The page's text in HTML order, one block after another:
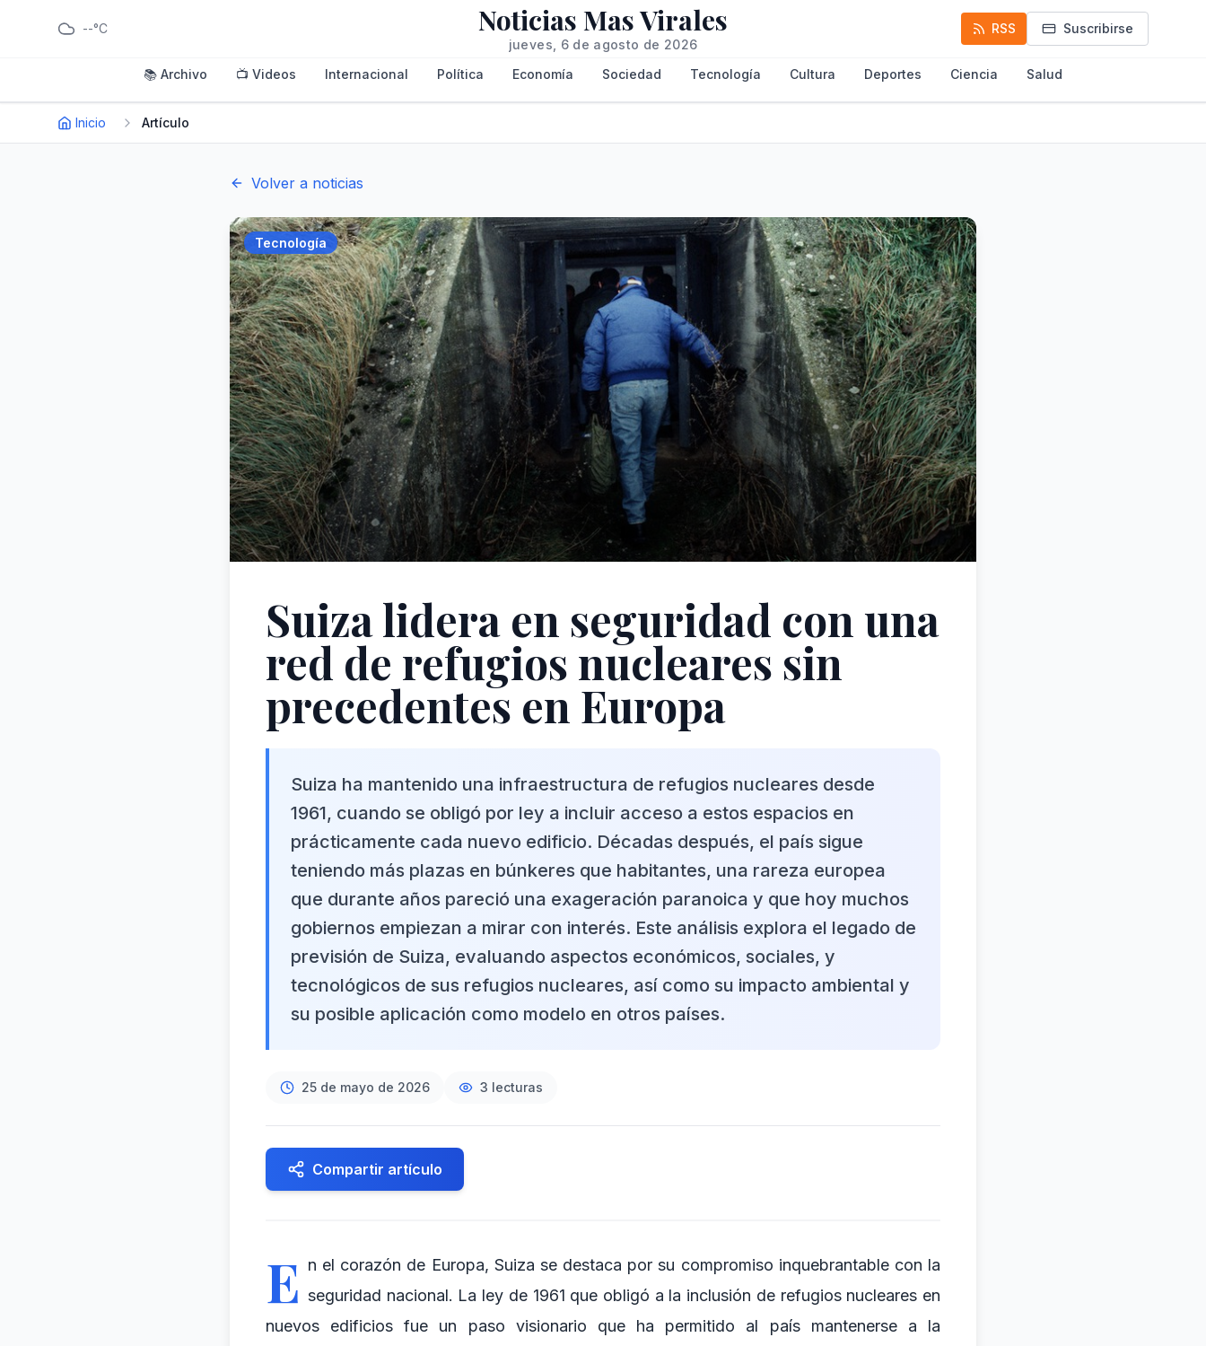
--°C Noticias Mas Virales
jueves, 6 de agosto de 2026
RSS Suscribirse
📚 Archivo 📺 Videos Internacional Política Economía Sociedad Tecnología Cultura Deportes Ciencia Salud
Inicio Artículo
Volver a noticias
Tecnología
Suiza lidera en seguridad con una
red de refugios nucleares sin
precedentes en Europa
Suiza ha mantenido una infraestructura de refugios nucleares desde
1961, cuando se obligó por ley a incluir acceso a estos espacios en
prácticamente cada nuevo edificio. Décadas después, el país sigue
teniendo más plazas en búnkeres que habitantes, una rareza europea
que durante años pareció una exageración paranoica y que hoy muchos
gobiernos empiezan a mirar con interés. Este análisis explora el legado de
previsión de Suiza, evaluando aspectos económicos, sociales, y
tecnológicos de sus refugios nucleares, así como su impacto ambiental y
su posible aplicación como modelo en otros países.
25 de mayo de 2026 3 lecturas
Compartir artículo
E n el corazón de Europa, Suiza se destaca por su compromiso inquebrantable con la
seguridad nacional. La ley de 1961 que obligó a la inclusión de refugios nucleares en
nuevos edificios fue un paso visionario que ha permitido al país mantenerse a la